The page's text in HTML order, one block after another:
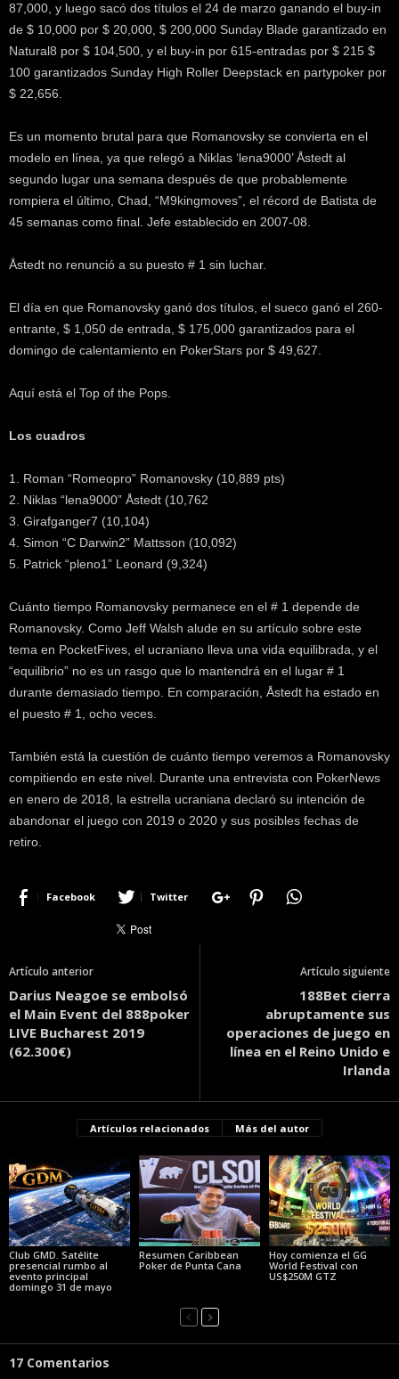
87,000, y luego sacó dos títulos el 24 de marzo ganando el buy-in
de $ 10,000 por $ 20,000, $ 200,000 Sunday Blade garantizado en
Natural8 por $ 104,500, y el buy-in por 615-entradas por $ 215 $
100 garantizados Sunday High Roller Deepstack en partypoker por
$ 22,656.
Es un momento brutal para que Romanovsky se convierta en el
modelo en línea, ya que relegó a Niklas ‘lena9000’ Åstedt al
segundo lugar una semana después de que probablemente
rompiera el último, Chad, “M9kingmoves”, el récord de Batista de
45 semanas como final. Jefe establecido en 2007-08.
Åstedt no renunció a su puesto # 1 sin luchar.
El día en que Romanovsky ganó dos títulos, el sueco ganó el 260-
entrante, $ 1,050 de entrada, $ 175,000 garantizados para el
domingo de calentamiento en PokerStars por $ 49,627.
Aquí está el Top of the Pops.
Los cuadros
1. Roman “Romeopro” Romanovsky (10,889 pts)
2. Niklas “lena9000” Åstedt (10,762
3. Girafganger7 (10,104)
4. Simon “C Darwin2” Mattsson (10,092)
5. Patrick “pleno1” Leonard (9,324)
Cuánto tiempo Romanovsky permanece en el # 1 depende de
Romanovsky. Como Jeff Walsh alude en su artículo sobre este
tema en PocketFives, el ucraniano lleva una vida equilibrada, y el
“equilibrio” no es un rasgo que lo mantendrá en el lugar # 1
durante demasiado tiempo. En comparación, Åstedt ha estado en
el puesto # 1, ocho veces.
También está la cuestión de cuánto tiempo veremos a Romanovsky
compitiendo en este nivel. Durante una entrevista con PokerNews
en enero de 2018, la estrella ucraniana declaró su intención de
abandonar el juego con 2019 o 2020 y sus posibles fechas de
retiro.
Facebook Twitter
Artículo anterior
Darius Neagoe se embolsó
el Main Event del 888poker
LIVE Bucharest 2019
(62.300€)
Artículo siguiente
188Bet cierra
abruptamente sus
operaciones de juego en
línea en el Reino Unido e
Irlanda
Artículos relacionados Más del autor
Club GMD. Satélite
presencial rumbo al
evento principal
domingo 31 de mayo
Resumen Caribbean
Poker de Punta Cana
Hoy comienza el GG
World Festival con
US$250M GTZ
17 Comentarios